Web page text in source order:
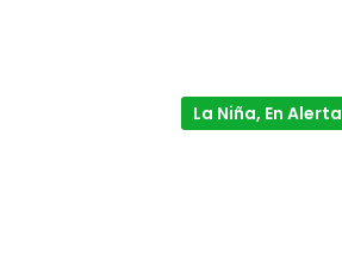
La Niña, En Alerta